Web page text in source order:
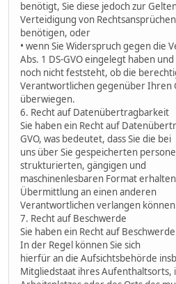
benötigt, Sie diese jedoch zur
Verteidigung von Rechtsansprüchen
benötigen, oder
• wenn Sie Widerspruch gegen die
Abs. 1 DS-GVO eingelegt haben und
noch nicht feststeht, ob die
Verantwortlichen gegenüber Ihren
überwiegen.
6. Recht auf Datenübertragbarkeit
Sie haben ein Recht auf
GVO, was bedeutet, dass Sie die bei
uns über Sie gespeicherten
strukturierten, gängigen und
maschinenlesbaren Format
Übermittlung an einen anderen
Verantwortlichen verlangen
7. Recht auf Beschwerde
Sie haben ein Recht auf
In der Regel können Sie sich
hierfür an die Aufsichtsbehörde
Mitgliedstaat ihres Aufenthaltsorts,